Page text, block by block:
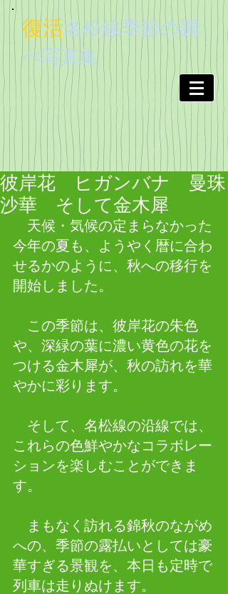
復活名松線季節の調
べ写真集
彼岸花 ヒガンバナ 曼珠
沙華 そして金木犀
天候・気候の定まらなかった
今年の夏も、ようやく暦に合わ
せるかのように、秋への移行を
開始しました。
この季節は、彼岸花の朱色
や、深緑の葉に濃い黄色の花を
つける金木犀が、秋の訪れを華
やかに彩ります。
そして、名松線の沿線では、
これらの色鮮やかなコラボレー
ションを楽しむことができま
す。
まもなく訪れる錦秋のながめ
への、季節の露払いとしては豪
華すぎる景観を、本日も定時で
列車は走りぬけます。